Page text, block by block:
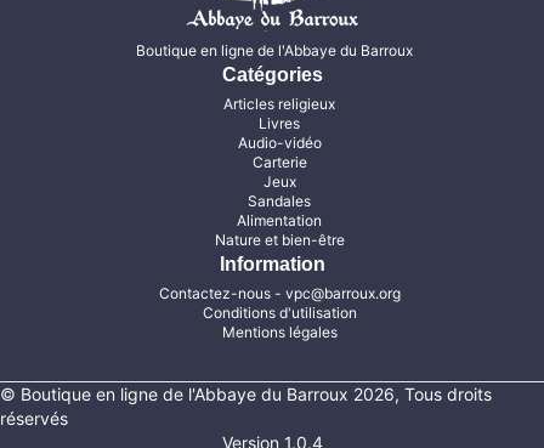
Boutique en ligne de l'Abbaye du Barroux
Catégories
Articles religieux
Livres
Audio-vidéo
Carterie
Jeux
Sandales
Alimentation
Nature et bien-être
Information
Contactez-nous- vpc@barroux.org
Conditions d'utilisation
Mentions légales
© Boutique en ligne de l'Abbaye du Barroux 2026, Tous droits
réservés
Version 1.0.4